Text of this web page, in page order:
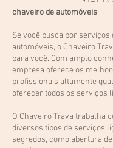
chaveiro de automóveis
Se você busca por serviços
automóveis, o Chaveiro
para você. Com amplo
empresa oferece os
profissionais altamente
oferecer todos os serviços
O Chaveiro Trava trabalha
diversos tipos de serviços
segredos, como abertura